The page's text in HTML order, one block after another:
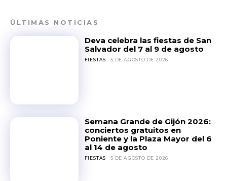
ÚLTIMAS NOTICIAS
Deva celebra las fiestas de San
Salvador del 7 al 9 de agosto
FIESTAS 5 DE AGOSTO DE 2026
Semana Grande de Gijón 2026:
conciertos gratuitos en
Poniente y la Plaza Mayor del 6
al 14 de agosto
FIESTAS 5 DE AGOSTO DE 2026